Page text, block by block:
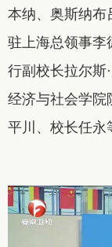
本纳、奥斯纳布
驻上海总领事李
行副校长拉尔斯
经济与社会学院
平川、校长任永